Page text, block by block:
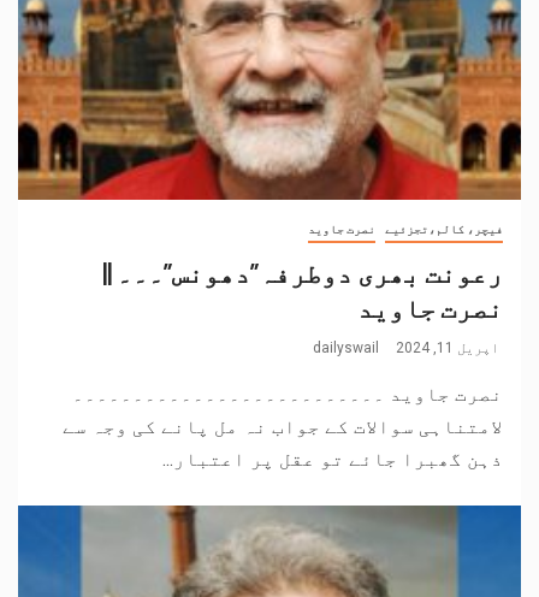
فیچر، کالم،تجزئیے نصرت جاوید
رعونت بھری دوطرفہ”دھونس”۔۔۔ ||
نصرت جاوید
اپریل 11, 2024 dailyswail
نصرت جاوید ۔۔۔۔۔۔۔۔۔۔۔۔۔۔۔۔۔۔۔۔۔۔۔۔۔۔
لامتناہی سوالات کے جواب نہ مل پانے کی وجہ سے
ذہن گھبرا جائے تو عقل پر اعتبار...